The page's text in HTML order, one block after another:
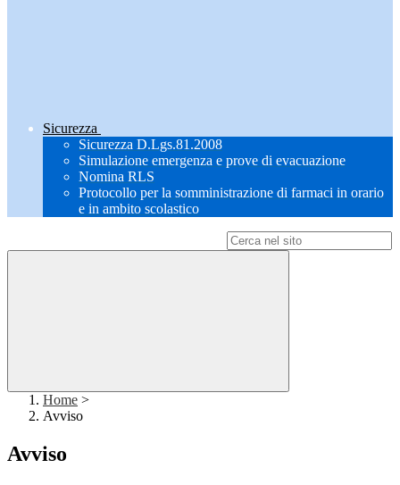
Sicurezza
Sicurezza D.Lgs.81.2008
Simulazione emergenza e prove di evacuazione
Nomina RLS
Protocollo per la somministrazione di farmaci in orario
e in ambito scolastico
Home >
Avviso
Avviso